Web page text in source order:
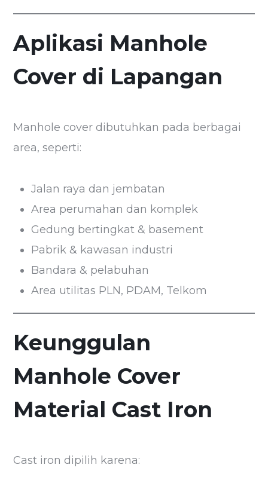
Aplikasi Manhole
Cover di Lapangan
Manhole cover dibutuhkan pada berbagai
area, seperti:
Jalan raya dan jembatan
Area perumahan dan komplek
Gedung bertingkat & basement
Pabrik & kawasan industri
Bandara & pelabuhan
Area utilitas PLN, PDAM, Telkom
Keunggulan
Manhole Cover
Material Cast Iron
Cast iron dipilih karena: